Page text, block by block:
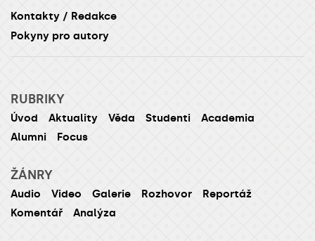
Kontakty / Redakce
Pokyny pro autory
RUBRIKY
Úvod Aktuality Věda Studenti
Academia
Alumni
Focus
ŽÁNRY
Audio Video Galerie Rozhovor
Reportáž
Komentář
Analýza